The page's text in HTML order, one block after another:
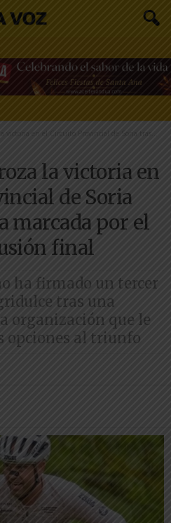
victoria en el Circuito Provincial de Soria tras...
la victoria en
de Soria
marcada por el
final
ha firmado un tercer
tras una
organización que le
opciones al triunfo